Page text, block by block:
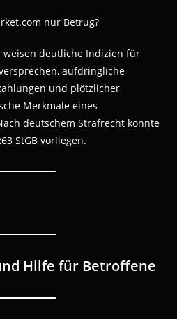
nur Betrug?
weisen deutliche Indizien für
aufdringliche
und plötzlicher
Merkmale eines
deutschem Strafrecht könnte
StGB vorliegen.
Hilfe für Betroffene